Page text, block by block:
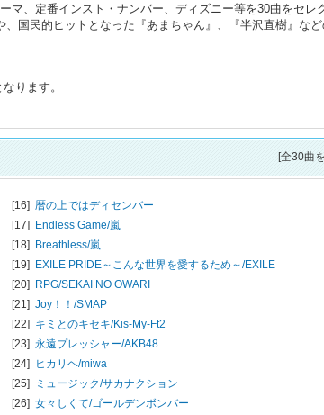
マ、定番インスト・ナンバー、ディズニー等を30曲をセレ
国民的ヒットとなった『あまちゃん』、『半沢直樹』な
ります。
[全30曲
[16] 暦の上ではディセンバー
[17] Endless Game/嵐
[18] Breathless/嵐
[19] EXILE PRIDE～こんな世界を愛するため～/EXILE
[20] RPG/SEKAI NO OWARI
[21] Joy！！/SMAP
[22] キミとのキセキ/Kis-My-Ft2
[23] 永遠プレッシャー/AKB48
[24] ヒカリヘ/miwa
[25]
ミュージック/サカナクション
[26] 女々しくて/ゴールデンボンバー